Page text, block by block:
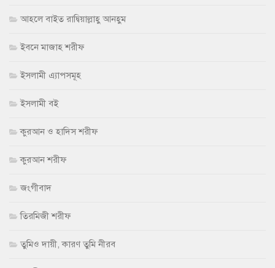
আহলে বাইত রাদ্বিয়াল্লাহু আনহুম
ইবনে মাজাহ শরীফ
ইসলামী এ্যাপসমূহ
ইসলামী বই
কুরআন ও হাদিস শরীফ
কুরআন শরীফ
জংগীবাদ
তিরমিজী শরীফ
তুমিও দায়ী, কারণ তুমি নীরব